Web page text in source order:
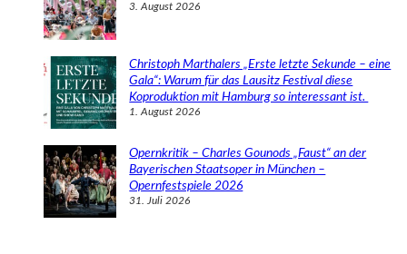
3. August 2026
Christoph Marthalers „Erste letzte Sekunde – eine
Gala“: Warum für das Lausitz Festival diese
Koproduktion mit Hamburg so interessant ist.
1. August 2026
Opernkritik – Charles Gounods „Faust“ an der
Bayerischen Staatsoper in München –
Opernfestspiele 2026
31. Juli 2026